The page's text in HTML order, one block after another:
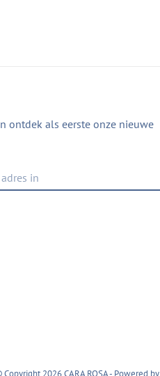
ontdek als eerste onze nieuwe
Copyright 2026 CARA ROSA- Powered by